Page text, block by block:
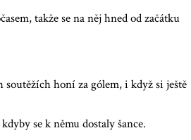
takže se na něj hned od začátku
soutěžích honí za gólem, i když si ještě
se k němu dostaly šance.